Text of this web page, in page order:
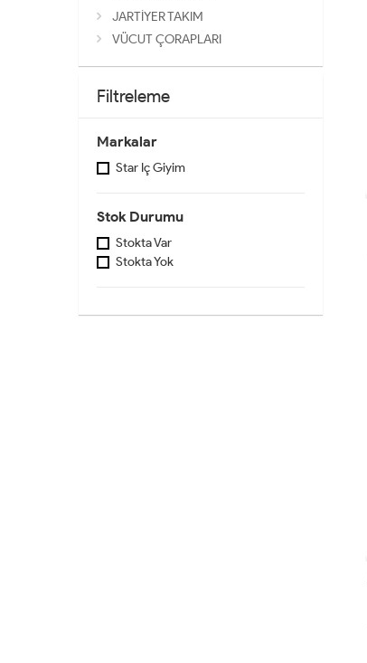
JARTİYER TAKIM
VÜCUT ÇORAPLARI
Filtreleme
Markalar
Star Iç Giyim
Stok Durumu
Stokta Var
Stokta Yok